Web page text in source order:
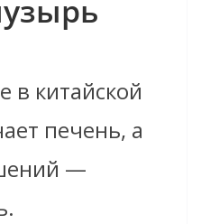
в китайской
печень, а
—